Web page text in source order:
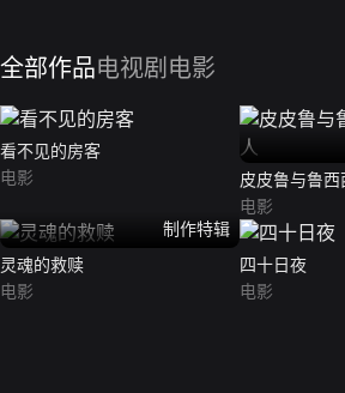
全部作品电视剧 电影
看不见的房客
电影
皮皮鲁与鲁
电影
制作特辑
灵魂的救赎
电影
四十日夜
电影